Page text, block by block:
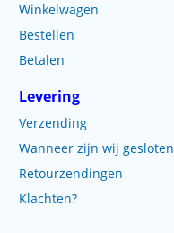
Winkelwagen
Bestellen
Betalen
Levering
Verzending
Wanneer zijn wij gesloten
Retourzendingen
Klachten?